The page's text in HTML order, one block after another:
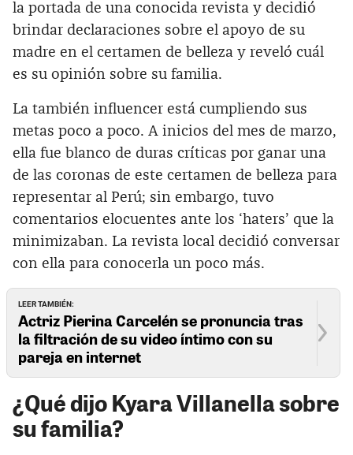
la portada de una conocida revista y decidió
brindar declaraciones sobre el apoyo de su
madre en el certamen de belleza y reveló cuál
es su opinión sobre su familia.
La también influencer está cumpliendo sus
metas poco a poco. A inicios del mes de marzo,
ella fue blanco de duras críticas por ganar una
de las coronas de este certamen de belleza para
representar al Perú; sin embargo, tuvo
comentarios elocuentes ante los ‘haters’ que la
minimizaban. La revista local decidió conversar
con ella para conocerla un poco más.
LEER TAMBIÉN:
Actriz Pierina Carcelén se pronuncia tras
la filtración de su video íntimo con su
pareja en internet
¿Qué dijo Kyara Villanella sobre
su familia?